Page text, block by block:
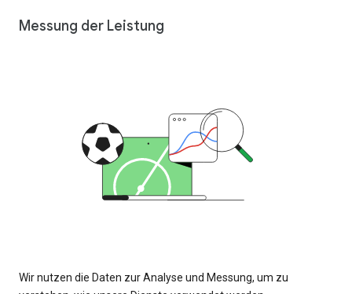
Messung der Leistung
Wir nutzen die Daten zur Analyse und Messung, um zu